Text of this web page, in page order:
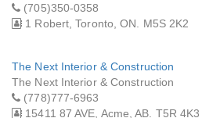
(705)350-0358
1 Robert, Toronto, ON. M5S 2K2
The Next Interior & Construction
The Next Interior & Construction
(778)777-6963
15411 87 AVE, Acme, AB. T5R 4K3